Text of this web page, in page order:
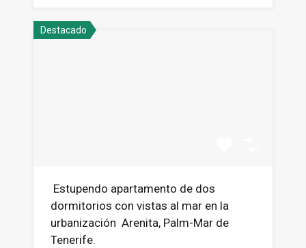
Destacado
Estupendo apartamento de dos
dormitorios con vistas al mar en la
urbanización Arenita, Palm-Mar de
Tenerife.